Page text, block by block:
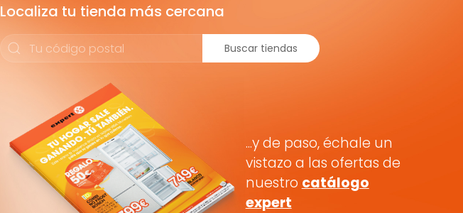
Localiza tu tienda más cercana
Buscar tiendas
...y de paso, échale un
vistazo a las ofertas de
nuestro catálogo
expert